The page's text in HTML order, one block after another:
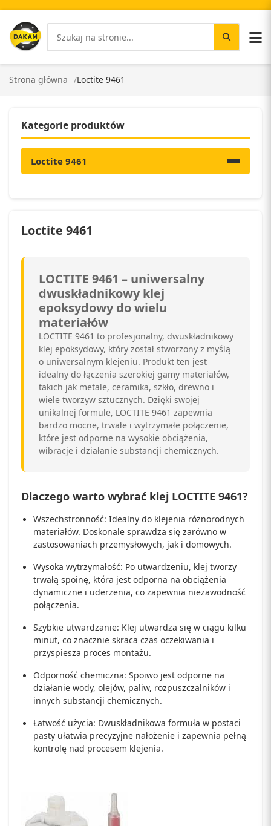
Strona główna Loctite 9461
Kategorie produktów
Loctite 9461
Loctite 9461
LOCTITE 9461 – uniwersalny
dwuskładnikowy klej
epoksydowy do wielu
materiałów
LOCTITE 9461 to profesjonalny, dwuskładnikowy
klej epoksydowy, który został stworzony z myślą
o uniwersalnym klejeniu. Produkt ten jest
idealny do łączenia szerokiej gamy materiałów,
takich jak metale, ceramika, szkło, drewno i
wiele tworzyw sztucznych. Dzięki swojej
unikalnej formule, LOCTITE 9461 zapewnia
bardzo mocne, trwałe i wytrzymałe połączenie,
które jest odporne na wysokie obciążenia,
wibracje i działanie substancji chemicznych.
Dlaczego warto wybrać klej LOCTITE 9461?
Wszechstronność: Idealny do klejenia różnorodnych
materiałów. Doskonale sprawdza się zarówno w
zastosowaniach przemysłowych, jak i domowych.
Wysoka wytrzymałość: Po utwardzeniu, klej tworzy
trwałą spoinę, która jest odporna na obciążenia
dynamiczne i uderzenia, co zapewnia niezawodność
połączenia.
Szybkie utwardzanie: Klej utwardza się w ciągu kilku
minut, co znacznie skraca czas oczekiwania i
przyspiesza proces montażu.
Odporność chemiczna: Spoiwo jest odporne na
działanie wody, olejów, paliw, rozpuszczalników i
innych substancji chemicznych.
Łatwość użycia: Dwuskładnikowa formuła w postaci
pasty ułatwia precyzyjne nałożenie i zapewnia pełną
kontrolę nad procesem klejenia.